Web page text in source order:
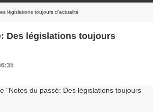
législations toujours d’actualité
Des législations toujours